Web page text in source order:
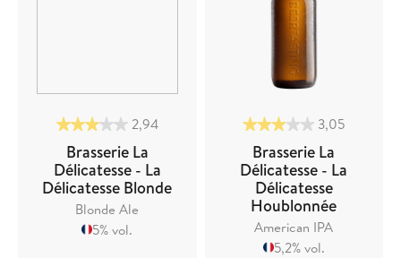
2,94
Brasserie La
Délicatesse - La
Délicatesse Blonde
Blonde Ale
5% vol.
3,05
Brasserie La
Délicatesse - La
Délicatesse
Houblonnée
American IPA
5,2% vol.